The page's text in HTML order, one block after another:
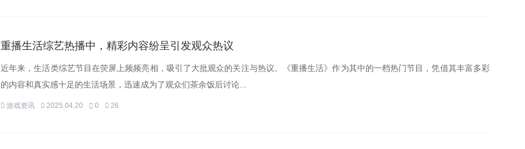
重播生活综艺热播中，精彩内容纷呈引发观众热议
近年来，生活类综艺节目在荧屏上频频亮相，吸引了大批观众的关注与热议。《重播生活》作为其中的一档热门节目，凭借其丰富多彩
的内容和真实感十足的生活场景，迅速成为了观众们茶余饭后讨论...
游戏资讯 2025.04.20 0 26